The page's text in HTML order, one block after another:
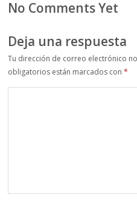
No Comments Yet
Deja una respuesta
Tu dirección de correo electrónico
obligatorios están marcados con*